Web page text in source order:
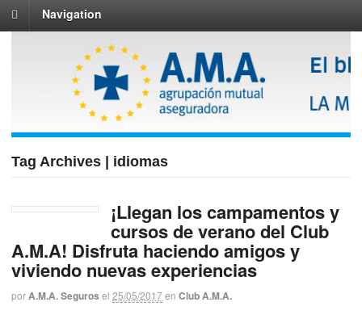
Navigation
Tag Archives | idiomas
¡Llegan los campamentos y
cursos de verano del Club
A.M.A! Disfruta haciendo amigos y
viviendo nuevas experiencias
porA.M.A. Seguros el 25/05/2017en Club A.M.A.